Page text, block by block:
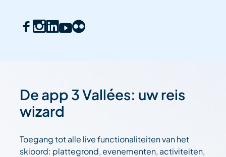
De app 3 Vallées: uw reis
wizard
Toegang tot alle live functionaliteiten van het
skioord: plattegrond, evenementen, activiteiten,